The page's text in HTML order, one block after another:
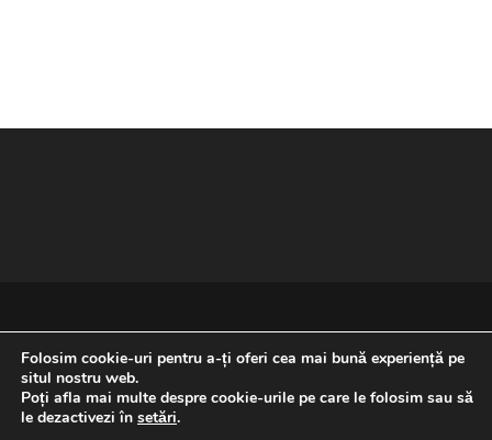
REVENIRE LA ÎNCEPUTUL PAGINII
Folosim cookie-uri pentru a-ți oferi cea mai bună experiență pe
situl nostru web.
Poți afla mai multe despre cookie-urile pe care le folosim sau să
le dezactivezi în setări.